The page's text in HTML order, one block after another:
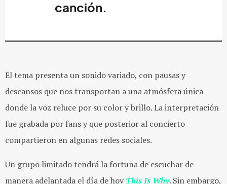
canción.
El tema presenta un sonido variado, con pausas y
descansos que nos transportan a una atmósfera única
donde la voz reluce por su color y brillo. La interpretación
fue grabada por fans y que posterior al concierto
compartieron en algunas redes sociales.
Un grupo limitado tendrá la fortuna de escuchar de
manera adelantada el día de hoy This Is Why. Sin embargo,